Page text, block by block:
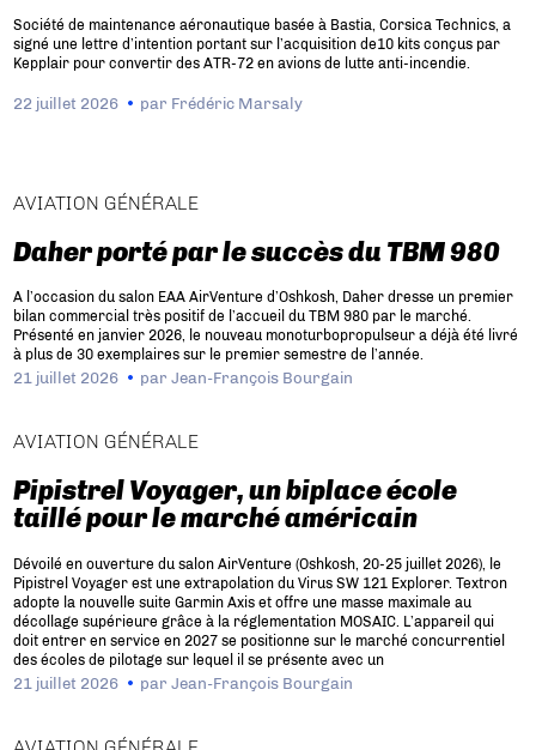
Société de maintenance aéronautique basée à Bastia, Corsica Technics, a
signé une lettre d’intention portant sur l’acquisition de10 kits conçus par
Kepplair pour convertir des ATR-72 en avions de lutte anti-incendie.
22 juillet 2026 par Frédéric Marsaly
AVIATION GÉNÉRALE
Daher porté par le succès du TBM 980
A l’occasion du salon EAA AirVenture d’Oshkosh, Daher dresse un premier
bilan commercial très positif de l’accueil du TBM 980 par le marché.
Présenté en janvier 2026, le nouveau monoturbopropulseur a déjà été livré
à plus de 30 exemplaires sur le premier semestre de l’année.
21 juillet 2026 parJean-François Bourgain
AVIATION GÉNÉRALE
Pipistrel Voyager, un biplace école
taillé pour le marché américain
Dévoilé en ouverture du salon AirVenture (Oshkosh, 20-25 juillet 2026), le
Pipistrel Voyager est une extrapolation du Virus SW 121 Explorer. Textron
adopte la nouvelle suite Garmin Axis et offre une masse maximale au
décollage supérieure grâce à la réglementation MOSAIC. L’appareil qui
doit entrer en service en 2027 se positionne sur le marché concurrentiel
des écoles de pilotage sur lequel il se présente avec un
21 juillet 2026 parJean-François Bourgain